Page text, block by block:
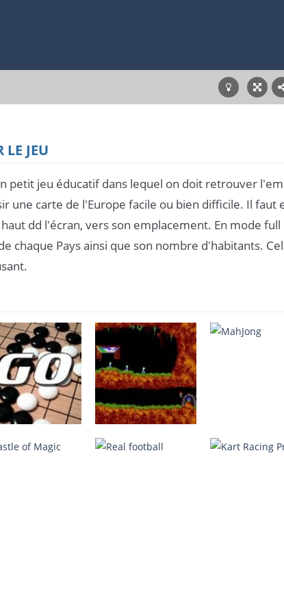
JEU
petit jeu éducatif dans lequel on doit retrouver
une carte de l'Europe facile ou bien difficile. Il faut
dd l'écran, vers son emplacement. En mode
chaque Pays ainsi que son nombre d'habitants.